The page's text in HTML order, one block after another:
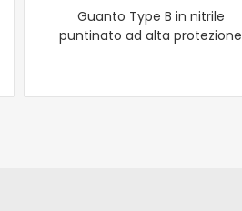
Guanto Type B in nitrile
puntinato ad alta protezione